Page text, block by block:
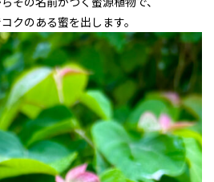
クのある蜜を出します。